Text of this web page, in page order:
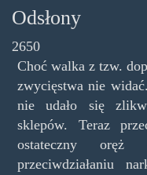
Odsłony
2650
Choć walka z tzw.
zwycięstwa nie
nie udało się
sklepów. Teraz
ostateczny
przeciwdziałaniu